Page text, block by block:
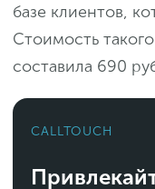
базе клиентов,
Стоимость
составила 690
CALLTOUCH